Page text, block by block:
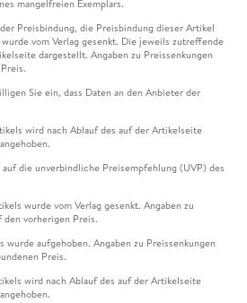
mangelfreien Exemplars.
Preisbindung, die Preisbindung dieser Artikel
vom Verlag gesenkt. Die jeweils zutreffende
dargestellt. Angaben zu Preissenkungen
Sie ein, dass Daten an den Anbieter der
wird nach Ablauf des auf der Artikelseite
die unverbindliche Preisempfehlung (UVP) des
wurde vom Verlag gesenkt. Angaben zu
den vorherigen Preis.
aufgehoben. Angaben zu Preissenkungen
Preis.
wird nach Ablauf des auf der Artikelseite